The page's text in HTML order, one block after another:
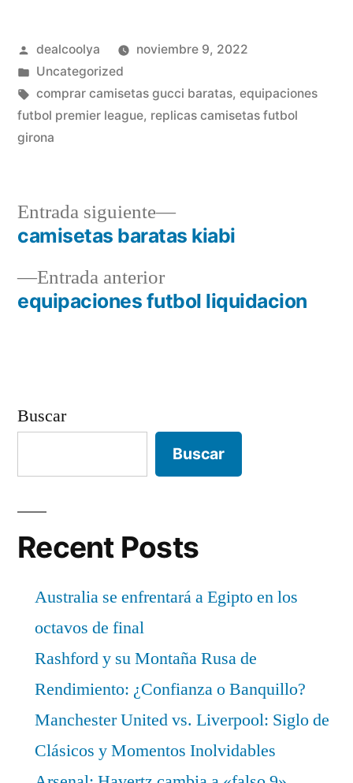
Publicado
por
dealcoolya
noviembre 9, 2022
Publicado
en
Uncategorized
Etiquetas:
comprar camisetas gucci baratas, equipaciones
futbol premier league, replicas camisetas futbol
girona
Navegación
de
entradas
Entrada anteriorEntrada
anterior:
equipaciones futbol liquidacion
Entrada siguiente
Entrada
siguiente:
camisetas baratas kiabi
Buscar
Buscar
Recent Posts
Australia se enfrentará a Egipto en los
octavos de final
Rashford y su Montaña Rusa de
Rendimiento: ¿Confianza o Banquillo?
Manchester United vs. Liverpool: Siglo de
Clásicos y Momentos Inolvidables